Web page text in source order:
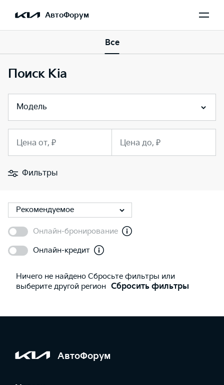
АвтоФорум
Все
Поиск Kia
Модель
Цена от, ₽ Цена до, ₽
Фильтры
Рекомендуемое
Онлайн-бронирование
Онлайн-кредит
Ничего не найдено Сбросьте фильтры или
выберите другой регион Сбросить фильтры
АвтоФорум